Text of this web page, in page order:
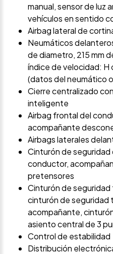
manual, sensor de luz
vehículos en sentido
Airbag lateral de
Neumáticos
de diametro, 215 mm
índice de velocidad: H
(datos del neumático
Cierre centralizado
inteligente
Airbag frontal del
acompañante
Airbags laterales
Cinturón de
conductor,
pretensores
Cinturón de
cinturón de seguridad
acompañante,
asiento central de 3
Control de estabilidad
Distribución